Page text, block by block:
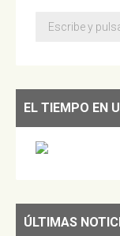
Buscar:
EL TIEMPO EN
ÚLTIMAS